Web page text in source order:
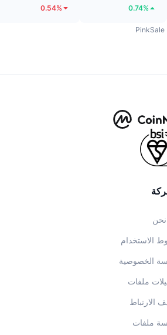
0.74%
0.54%
PinkSale
الاستخدام
الخصوصية
ملفات
الارتباط
ملفات